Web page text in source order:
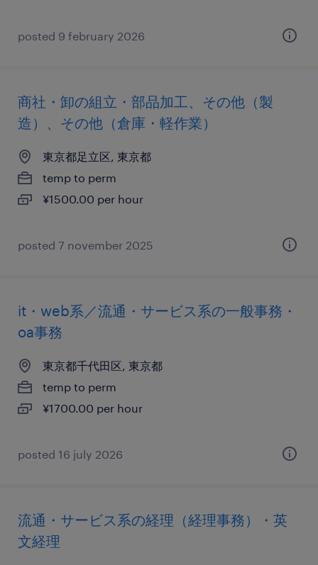
posted 9 february 2026
商社・卸の組立・部品加工、その他（製
造）、その他（倉庫・軽作業）
東京都足立区, 東京都
temp to perm
¥1500.00 per hour
posted 7 november 2025
it・web系／流通・サービス系の一般事務・
oa事務
東京都千代田区, 東京都
temp to perm
¥1700.00 per hour
posted 16 july 2026
流通・サービス系の経理（経理事務）・英
文経理